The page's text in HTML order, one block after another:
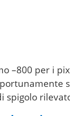
–800 per i
spigolo